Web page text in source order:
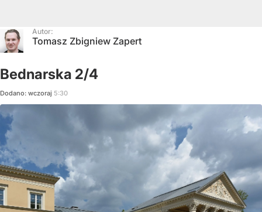
Autor:
Tomasz Zbigniew Zapert
Bednarska 2/4
Dodano: wczoraj 5:30